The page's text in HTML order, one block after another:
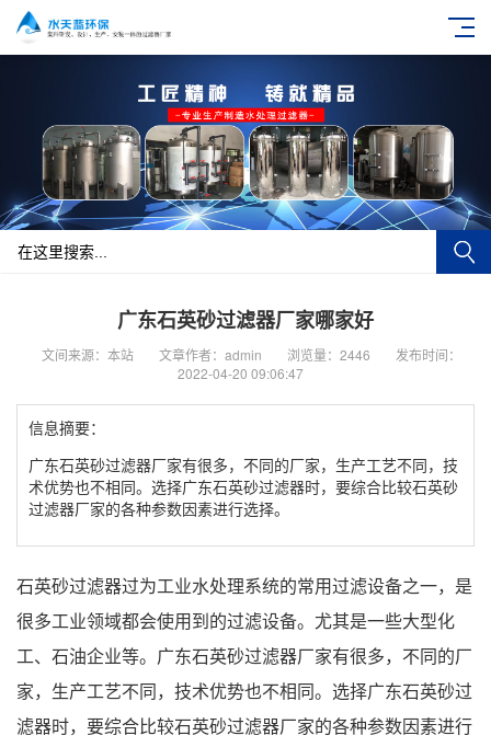
广东石英砂过滤器厂家哪家好
文间来源：本站 文章作者：admin 浏览量：2446
发布时间：
2022-04-20 09:06:47
信息摘要：
广东石英砂过滤器厂家有很多，不同的厂家，生产工艺不同，技
术优势也不相同。选择广东石英砂过滤器时，要综合比较石英砂
过滤器厂家的各种参数因素进行选择。
石英砂过滤器过为工业水处理系统的常用过滤设备之一，是
很多工业领域都会使用到的过滤设备。尤其是一些大型化
工、石油企业等。广东石英砂过滤器厂家有很多，不同的厂
家，生产工艺不同，技术优势也不相同。选择广东石英砂过
滤器时，要综合比较石英砂过滤器厂家的各种参数因素进行